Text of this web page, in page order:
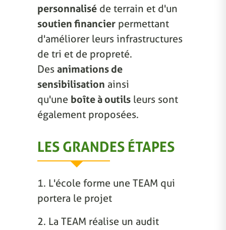
personnalisé de terrain et d'un
soutien financier permettant
d'améliorer leurs infrastructures
de tri et de propreté.
Des animations de
sensibilisation ainsi
qu'une boîte à outils leurs sont
également proposées.
LES GRANDES ÉTAPES
1. L'école forme une TEAM qui
portera le projet
2. La TEAM réalise un audit